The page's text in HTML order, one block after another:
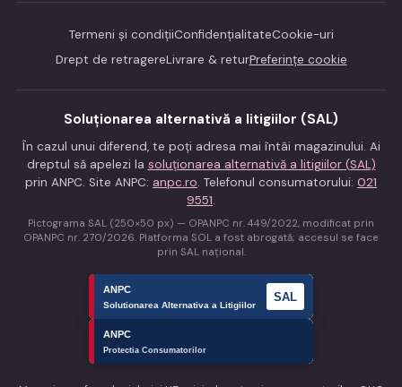
Termeni și condițiiConfidențialitateCookie-uri
Drept de retragereLivrare & returPreferințe cookie
Soluționarea alternativă a litigiilor (SAL)
În cazul unui diferend, te poți adresa mai întâi magazinului. Ai
dreptul să apelezi la soluționarea alternativă a litigiilor (SAL)
prin ANPC. Site ANPC: anpc.ro. Telefonul consumatorului: 021
9551.
Pictograma SAL (250×50 px) — OPANPC nr. 449/2022, modificat prin
OPANPC nr. 270/2026. Platforma SOL a fost abrogată; accesul se face
prin SAL național.